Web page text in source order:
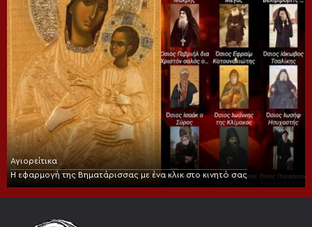
Αγιορείτικα
Η εφαρμογή της Βηματάρισσας με ένα κλικ στο κινητό σας